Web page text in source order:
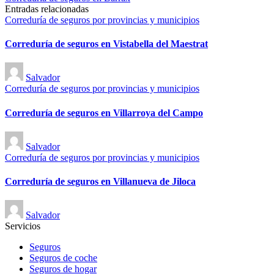
Entradas relacionadas
Publicado
Correduría de seguros por provincias y municipios
Correduría de seguros en Vistabella del Maestrat
Publicado
por
Salvador
Publicado
Correduría de seguros por provincias y municipios
Correduría de seguros en Villarroya del Campo
Publicado
por
Salvador
Publicado
Correduría de seguros por provincias y municipios
Correduría de seguros en Villanueva de Jiloca
Publicado
por
Salvador
Servicios
Seguros
Seguros de coche
Seguros de hogar